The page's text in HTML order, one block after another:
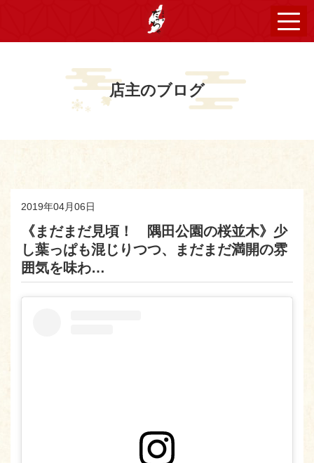
店主のブログ
2019年04月06日
《まだまだ見頃！ 隅田公園の桜並木》少
し葉っぱも混じりつつ、まだまだ満開の雰
囲気を味わ…